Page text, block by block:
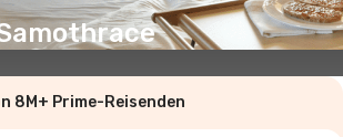
8M+ Prime-Reisenden